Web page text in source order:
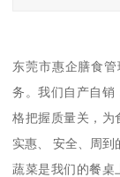
东莞市惠企膳食
务。我们自产自销
格把握质量关，为
实惠、 安全、周到
蔬菜是我们的餐桌